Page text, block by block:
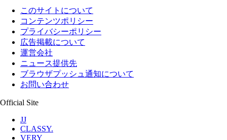
このサイトについて
コンテンツポリシー
プライバシーポリシー
広告掲載について
運営会社
ニュース提供先
ブラウザプッシュ通知について
お問い合わせ
Official Site
JJ
CLASSY.
VERY